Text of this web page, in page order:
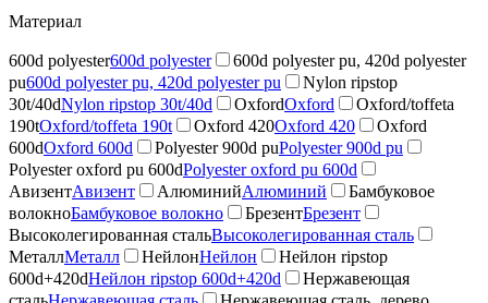
Материал
600d polyester600d polyester
600d polyester pu, 420d polyester
pu600d polyester pu, 420d polyester pu
Nylon ripstop
30t/40dNylon ripstop 30t/40d OxfordOxford
Oxford/toffeta
190tOxford/toffeta 190t Oxford 420Oxford 420
Oxford
600dOxford 600d Polyester 900d puPolyester 900d pu
Polyester oxford pu 600dPolyester oxford pu 600d
АвизентАвизент АлюминийАлюминий
Бамбуковое
волокноБамбуковое волокно БрезентБрезент
Высоколегированная стальВысоколегированная сталь
МеталлМеталл НейлонНейлон
Нейлон ripstop
600d+420dНейлон ripstop 600d+420d
Нержавеющая